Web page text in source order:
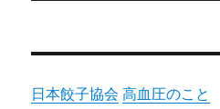
ン
日本餃子協会 高血圧のこと